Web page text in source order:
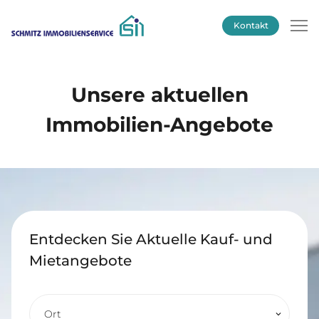
Kontakt
Unsere aktuellen
Immobilien-Angebote
Entdecken Sie Aktuelle Kauf- und
Mietangebote
Ort keyboard_arrow_down